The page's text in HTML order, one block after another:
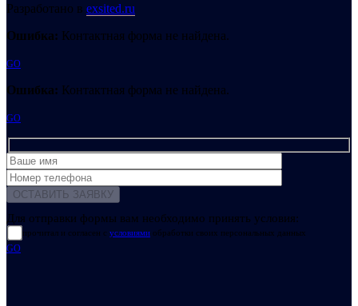
Разработано в exsited.ru
Ошибка: Контактная форма не найдена.
GO
Ошибка: Контактная форма не найдена.
GO
Для отправки формы вам необходимо принять условия:
прочитал и согласен с условиями обработки своих персональных данных
GO